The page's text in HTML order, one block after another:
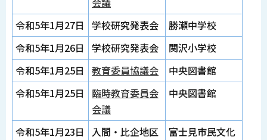
令和5年1月27日 学校研究発表会
勝瀬中学校
令和5年1月26日
学校研究発表会
関沢小学校
令和5年1月25日
教育委員協議会
中央図書館
令和5年1月25日
臨時教育委員会
会議
中央図書館
令和5年1月23日
入間・比企地区
富士見市民文化